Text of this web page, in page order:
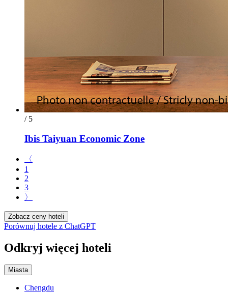
/ 5
Ibis Taiyuan Economic Zone
〈
1
2
3
〉
Zobacz ceny hoteli
Porównuj hotele z ChatGPT
Odkryj więcej hoteli
Miasta
Chengdu